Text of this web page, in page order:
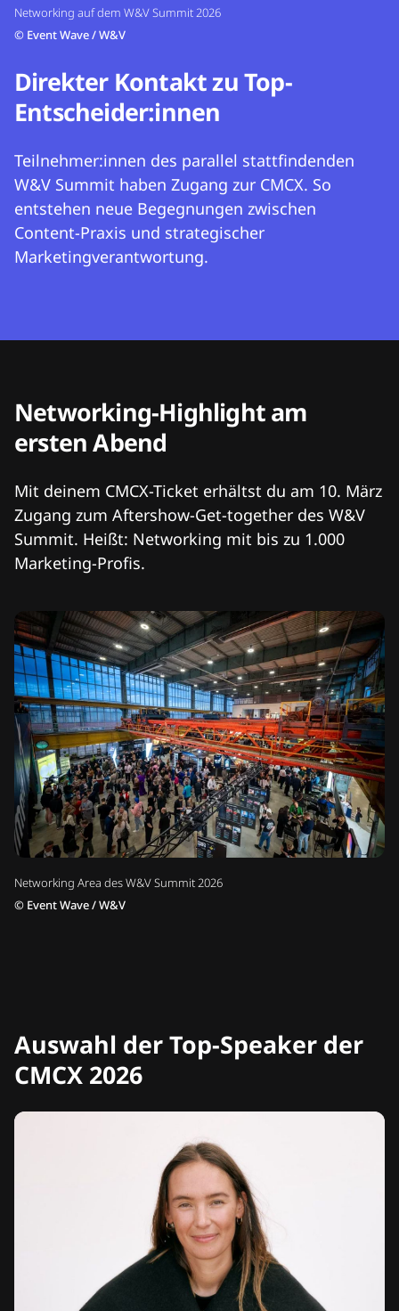
Networking auf dem W&V Summit 2026
© Event Wave / W&V
Direkter Kontakt zu Top-
Entscheider:innen
Teilnehmer:innen des parallel stattfindenden
W&V Summit haben Zugang zur CMCX. So
entstehen neue Begegnungen zwischen
Content-Praxis und strategischer
Marketingverantwortung.
Networking Area des W&V Summit 2026
© Event Wave / W&V
Networking-Highlight am
ersten Abend
Mit deinem CMCX-Ticket erhältst du am 10. März
Zugang zum Aftershow-Get-together des W&V
Summit. Heißt: Networking mit bis zu 1.000
Marketing-Profis.
Auswahl der Top-Speaker der
CMCX 2026